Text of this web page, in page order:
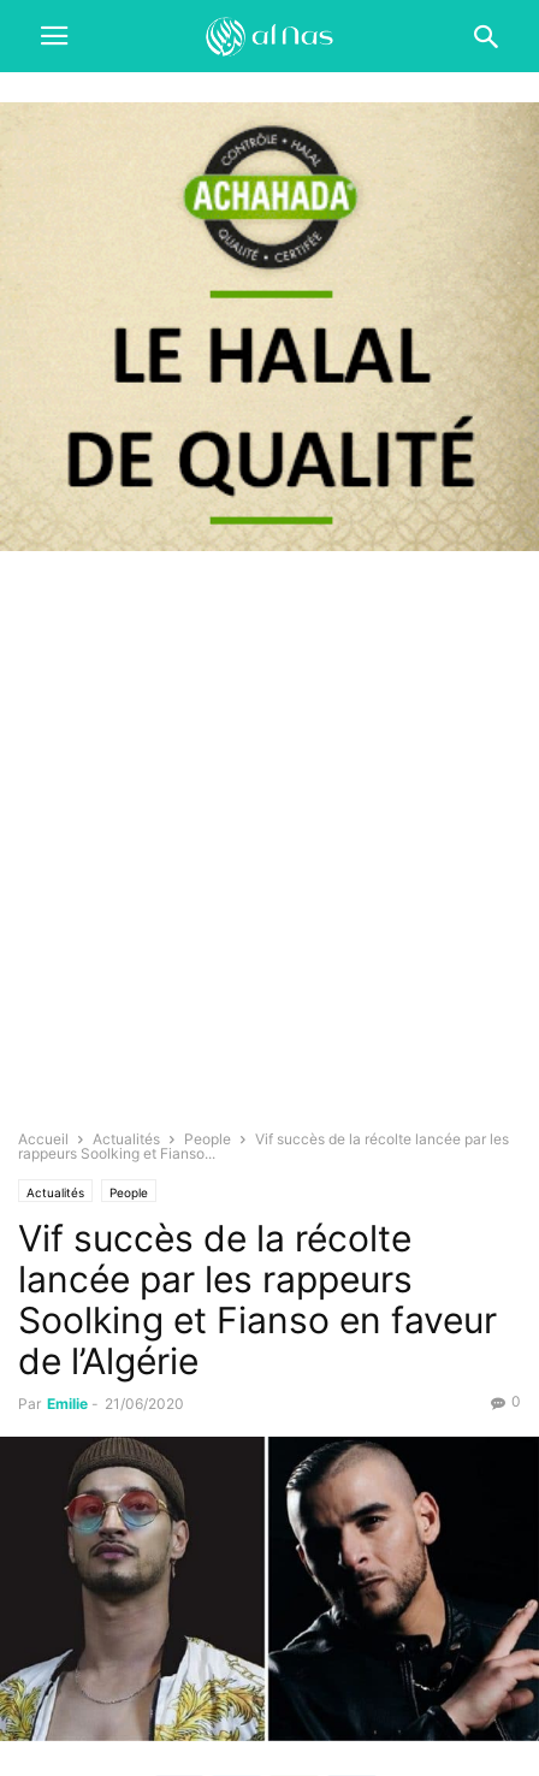
Accueil Actualités People
Vif succès de la récolte lancée par les
rappeurs Soolking et Fianso...
Actualités People
Vif succès de la récolte
lancée par les rappeurs
Soolking et Fianso en faveur
de l’Algérie
Par Emilie - 21/06/2020 0